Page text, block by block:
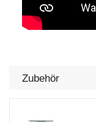
Zubehör